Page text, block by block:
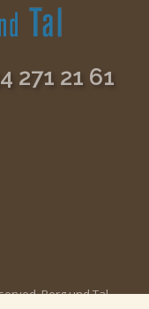
271 21 61
Berg und Tal